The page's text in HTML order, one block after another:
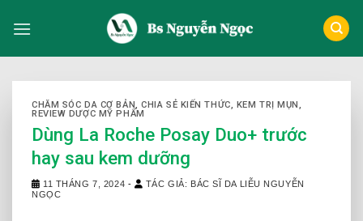
CHĂM SÓC DA CƠ BẢN,CHIA SẺ KIẾN THỨC, KEM TRỊ MỤN,
REVIEW DƯỢC MỸ PHẨM
Dùng La Roche Posay Duo+ trước
hay sau kem dưỡng
11 THÁNG 7, 2024 -
TÁC GIẢ: BÁC SĨ DA LIỄU NGUYỄN
NGỌC